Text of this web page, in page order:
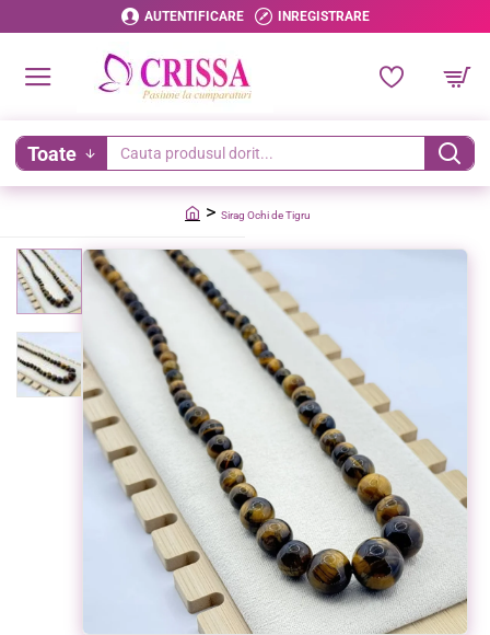
AUTENTIFICARE INREGISTRARE
Toate
Cauta
produsul
Sirag Ochi de Tigru